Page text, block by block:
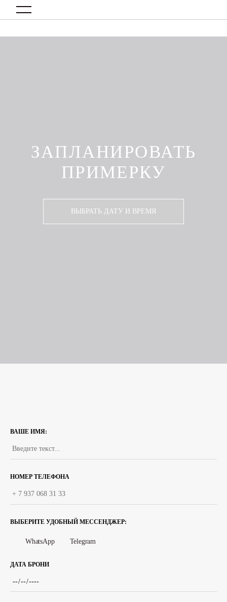
ЗАПЛАНИРОВАТЬ
ПРИМЕРКУ
ВЫБРАТЬ ДАТУ И ВРЕМЯ
ВАШЕ ИМЯ:
НОМЕР ТЕЛЕФОНА
ДАТА БРОНИ
ВЫБЕРИТЕ УДОБНЫЙ МЕССЕНДЖЕР:
WhatsApp Telegram